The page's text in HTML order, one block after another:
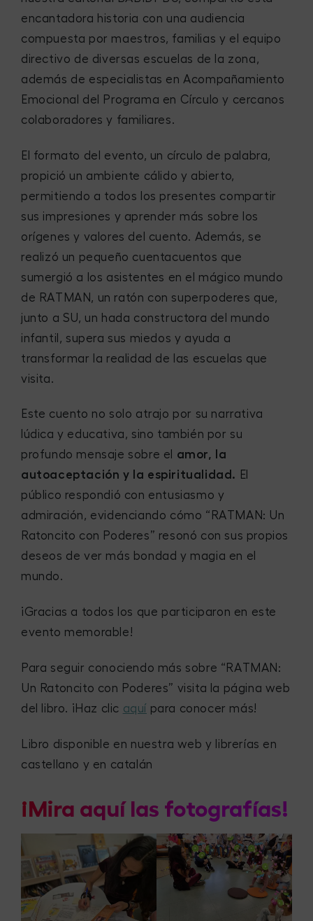
encantadora historia con una audiencia
compuesta por maestros, familias y el equipo
directivo de diversas escuelas de la zona,
además de especialistas en Acompañamiento
Emocional del Programa en Círculo y cercanos
colaboradores y familiares.
El formato del evento, un círculo de palabra,
propició un ambiente cálido y abierto,
permitiendo a todos los presentes compartir
sus impresiones y aprender más sobre los
orígenes y valores del cuento. Además, se
realizó un pequeño cuentacuentos que
sumergió a los asistentes en el mágico mundo
de RATMAN, un ratón con superpoderes que,
junto a SU, un hada constructora del mundo
infantil, supera sus miedos y ayuda a
transformar la realidad de las escuelas que
visita.
Este cuento no solo atrajo por su narrativa
lúdica y educativa, sino también por su
profundo mensaje sobre el amor, la
autoaceptación y la espiritualidad. El
público respondió con entusiasmo y
admiración, evidenciando cómo “RATMAN: Un
Ratoncito con Poderes” resonó con sus propios
deseos de ver más bondad y magia en el
mundo.
¡Gracias a todos los que participaron en este
evento memorable!
Para seguir conociendo más sobre “RATMAN:
Un Ratoncito con Poderes” visita la página web
del libro. ¡Haz clic aquí para conocer más!
Libro disponible en nuestra web y librerías en
castellano y en catalán
¡Mira aquí las fotografías!